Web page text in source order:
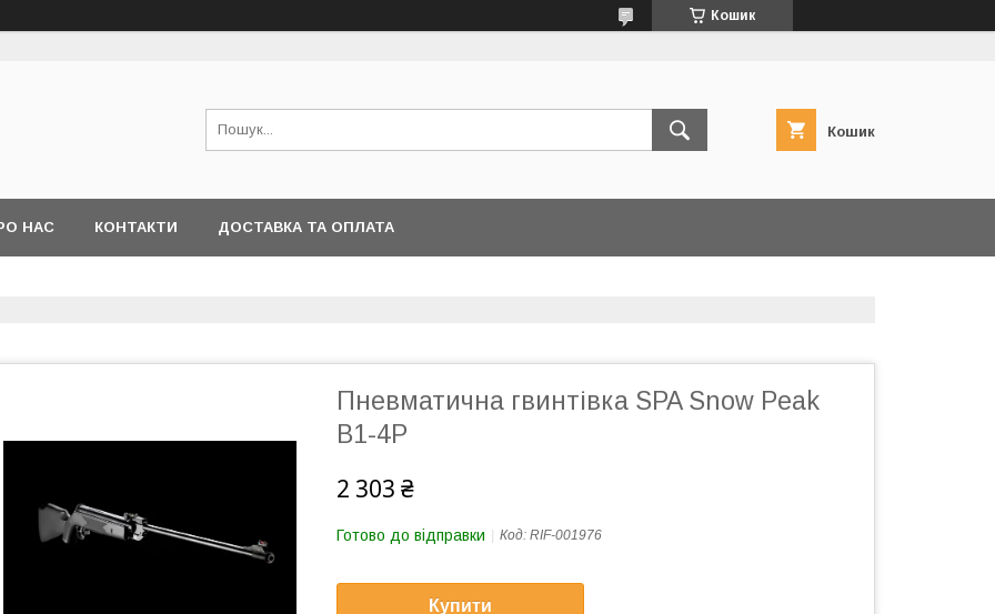
Кошик
Кошик
НАС КОНТАКТИ ДОСТАВКА ТА ОПЛАТА
Пневматична гвинтівка SPA Snow Peak
B1-4P
2 303 ₴
Готово до відправки Код: RIF-001976
Купити